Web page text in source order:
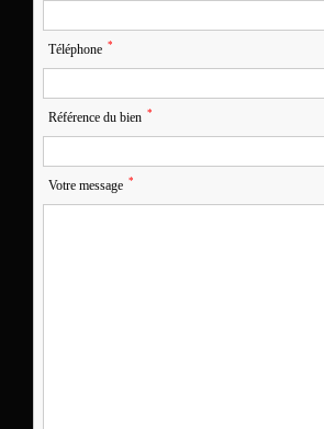
Téléphone *
Référence du bien *
Votre message *